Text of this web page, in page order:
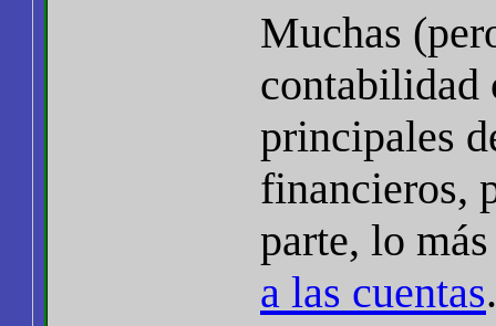
Muchas
contabilidad
principales
financieros,
parte, lo
a las cuentas